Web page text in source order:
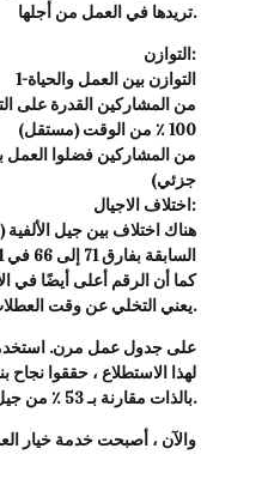
تريدها في العمل من أجلها.
التوازن:
1-التوازن بين العمل والحياة
100 ٪ من الوقت (مستقل)
جزئي)
اختلاف الاجيال:
هناك اختلاف بين جيل الألفية
السابقة بفارق 71 إلى 66 في 2011
كما أن الرقم أعلى أيضًا في
يعني التخلي عن وقت العطلات والاجازات.
بالذات مقارنة بـ 53 ٪ من جيل الألفية.
والآن ، أصبحت خدمة خيار